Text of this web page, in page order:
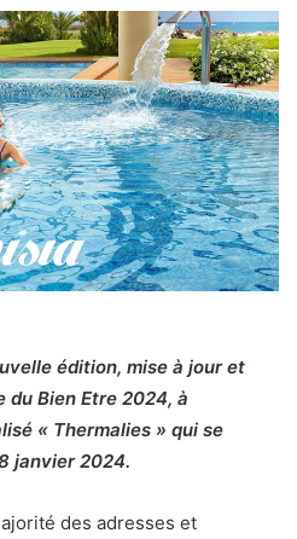
édition, mise à jour et
du Bien Etre 2024, à
« Thermalies » qui se
janvier 2024.
des adresses et